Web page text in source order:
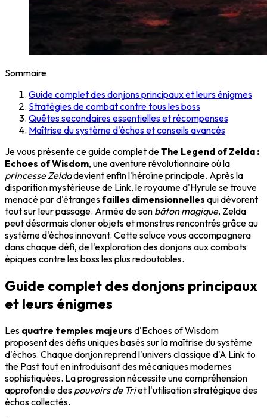
Sommaire
Guide complet des donjons principaux et leurs énigmes
Stratégies de combat contre tous les boss
Quêtes secondaires essentielles et récompenses
Maîtrise du système d'échos et conseils avancés
Je vous présente ce guide complet deThe Legend of Zelda :
Echoes of Wisdom, une aventure révolutionnaire où la
princesse Zeldadevient enfin l'héroïne principale. Après la
disparition mystérieuse de Link, le royaume d'Hyrule se trouve
menacé par d'étrangesfailles dimensionnelles qui dévorent
tout sur leur passage. Armée de son bâton magique, Zelda
peut désormais cloner objets et monstres rencontrés grâce au
système d'échos innovant. Cette soluce vous accompagnera
dans chaque défi, de l'exploration des donjons aux combats
épiques contre les boss les plus redoutables.
Guide complet des donjons principaux
et leurs énigmes
Les quatre temples majeurs d'Echoes of Wisdom
proposent des défis uniques basés sur la maîtrise du système
d'échos. Chaque donjon reprend l'univers classique d'A Link to
the Past tout en introduisant des mécaniques modernes
sophistiquées. La progression nécessite une compréhension
approfondie des pouvoirs de Triet l'utilisation stratégique des
échos collectés.